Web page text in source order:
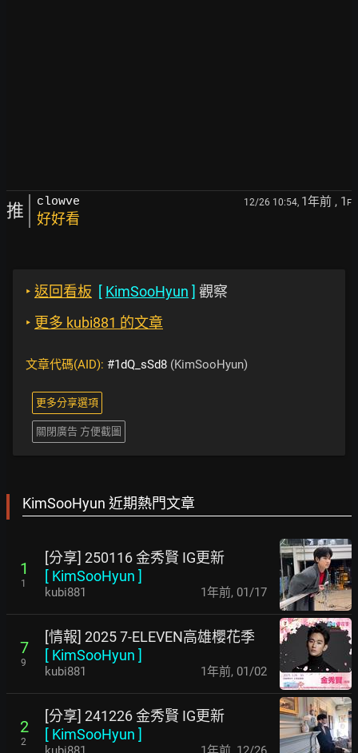
推 clowve 12/26 10:54, 1年前 , 1 F
好好看
‣ 返回看板 [ KimSooHyun ] 觀察
‣ 更多 kubi881 的文章
文章代碼(AID): #1dQ_sSd8 (KimSooHyun)
更多分享選項
關閉廣告 方便截圖
KimSooHyun 近期熱門文章
1
1
[分享] 250116 金秀賢 IG更新
[ KimSooHyun ]
kubi881 1年前, 01/17
7
9
[情報] 2025 7-ELEVEN高雄櫻花季
[ KimSooHyun ]
kubi881 1年前, 01/02
2
2
[分享] 241226 金秀賢 IG更新
[ KimSooHyun ]